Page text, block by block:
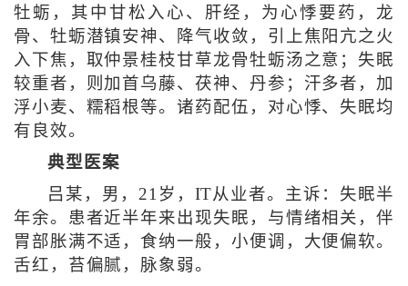
牡蛎，其中甘松入心、肝经，为心悸要药，龙
骨、牡蛎潜镇安神、降气收敛，引上焦阳亢之火
入下焦，取仲景桂枝甘草龙骨牡蛎汤之意；失眠
较重者，则加首乌藤、茯神、丹参；汗多者，加
浮小麦、糯稻根等。诸药配伍，对心悸、失眠均
有良效。
典型医案
吕某，男，21岁，IT从业者。主诉：失眠半
年余。患者近半年来出现失眠，与情绪相关，伴
胃部胀满不适，食纳一般，小便调，大便偏软。
舌红，苔偏腻，脉象弱。